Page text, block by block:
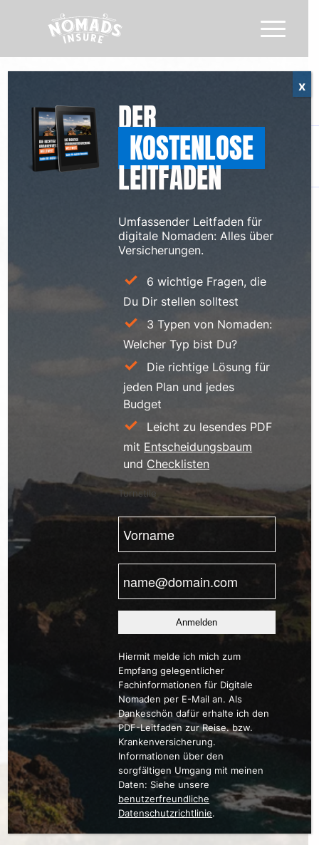
DER
KOSTENLOSE
LEITFADEN
Umfassender Leitfaden für
digitale Nomaden: Alles über
Versicherungen.
6 wichtige Fragen, die
Du Dir stellen solltest
3 Typen von Nomaden:
Welcher Typ bist Du?
Die richtige Lösung für
jeden Plan und jedes
Budget
Leicht zu lesendes PDF
mit Entscheidungsbaum
und Checklisten
Turnstile
Vorname(erforderlich)
Mail(erforderlich)
Anmelden
Hiermit melde ich mich zum
Empfang gelegentlicher
Fachinformationen für Digitale
Nomaden per E-Mail an. Als
Dankeschön dafür erhalte ich den
PDF-Leitfaden zur Reise. bzw.
Krankenversicherung.
Informationen über den
sorgfältigen Umgang mit meinen
Daten: Siehe unsere
benutzerfreundliche
Datenschutzrichtlinie.
x